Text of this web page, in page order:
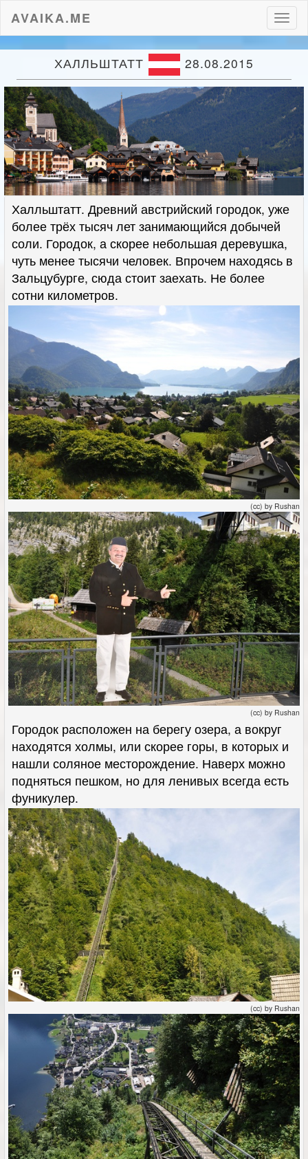
AVAIKA.ME
ХАЛЛЬШТАТТ 28.08.2015
Халльштатт. Древний австрийский городок, уже
более трёх тысяч лет занимающийся добычей
соли. Городок, а скорее небольшая деревушка,
чуть менее тысячи человек. Впрочем находясь в
Зальцубурге, сюда стоит заехать. Не более
сотни километров.
(cc) by Rushan
(cc) by Rushan
Городок расположен на берегу озера, а вокруг
находятся холмы, или скорее горы, в которых и
нашли соляное месторождение. Наверх можно
подняться пешком, но для ленивых всегда есть
фуникулер.
(cc) by Rushan